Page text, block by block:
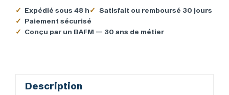
GECASER
(4ème
✓ Expédié sous 48 h✓ Satisfait ou remboursé 30 jours
✓ Paiement sécurisé
✓ Conçu par un BAFM — 30 ans de métier
Description